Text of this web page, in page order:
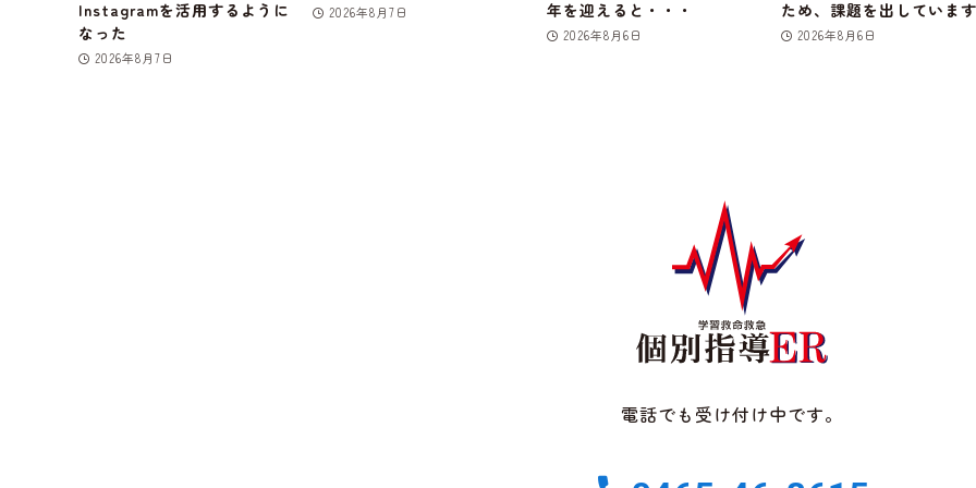
Instagramを活用するように
なった
2026年8月7日
2026年8月7日 年を迎えると・・・
2026年8月6日
ため、課題を出していま
2026年8月6日
電話でも受け付け中です。